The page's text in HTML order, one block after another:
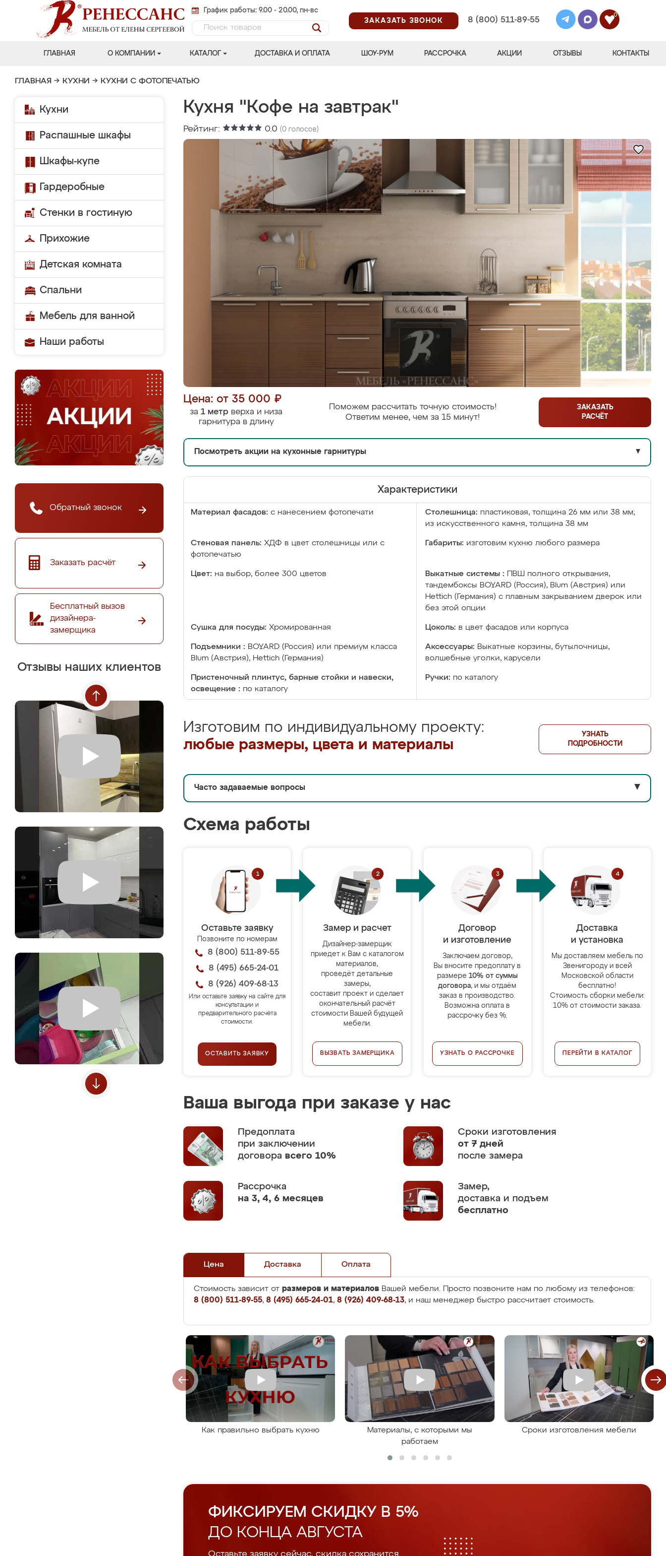
График работы: 9.00 - 20.00, пн-вс
ЗАКАЗАТЬ ЗВОНОК
8 (800) 511-89-55
0
ГЛАВНАЯ О КОМПАНИИ КАТАЛОГ ДОСТАВКА И ОПЛАТА ШОУ-РУМ РАССРОЧКА АКЦИИ ОТЗЫВЫ КОНТАКТЫ
ГЛАВНАЯ → КУХНИ → КУХНИ С ФОТОПЕЧАТЬЮ
Кухни
Распашные шкафы
Шкафы-купе
Гардеробные
Стенки в гостиную
Прихожие
Детская комната
Спальни
Мебель для ванной
Наши работы
Обратный звонок
Заказать расчёт
Бесплатный вызов
дизайнера-
замерщика
Отзывы наших клиентов
Кухня "Кофе на завтрак"
Рейтинг: 0.0 (0 голосов)
Цена: от 35 000 ₽
за 1 метр верха и низа
гарнитура в длину
Поможем рассчитать точную стоимость!
Ответим менее, чем за 15 минут!
ЗАКАЗАТЬ
РАСЧЁТ
Посмотреть акции на кухонные гарнитуры ▼
Характеристики
Материал фасадов: с нанесением фотопечати Столешница: пластиковая, толщина 26 мм или 38 мм;
из искусственного камня, толщина 38 мм
Стеновая панель: ХДФ в цвет столешницы или с
фотопечатью
Габариты: изготовим кухню любого размера
Цвет: на выбор, более 300 цветов Выкатные системы :
ПВШ полного открывания,
тандембоксы BOYARD (Россия), Blum (Австрия) или
Hettich (Германия) с плавным закрыванием дверок или
без этой опции
Сушка для посуды: Хромированная Цоколь: в цвет фасадов или корпуса
Подъемники : BOYARD (Россия) или премиум класса
Blum (Австрия), Hettich (Германия)
Аксессуары: Выкатные корзины, бутылочницы,
волшебные уголки, карусели
Пристеночный плинтус, барные стойки и навески,
освещение : по каталогу
Ручки: по каталогу
Изготовим по индивидуальному проекту:
любые размеры, цвета и материалы
УЗНАТЬ
ПОДРОБНОСТИ
Часто задаваемые вопросы ▼
Схема работы
Оставьте заявку
Позвоните по номерам
8 (800) 511-89-55
8 (495) 665-24-01
8 (926) 409-68-13
Или оставьте заявку на сайте для
консультации и
предварительного расчёта
стоимости.
ОСТАВИТЬ ЗАЯВКУ
Замер и расчет
Дизайнер-замерщик
приедет к Вам с каталогом
материалов,
проведёт детальные
замеры,
составит проект и сделает
окончательный расчёт
стоимости Вашей будущей
мебели.
ВЫЗВАТЬ ЗАМЕРЩИКА
Договор
и изготовление
Заключаем договор,
Вы вносите предоплату в
размере 10% от суммы
договора, и мы отдаём
заказ в производство.
Возможна оплата в
рассрочку без %.
УЗНАТЬ О РАССРОЧКЕ
Доставка
и установка
Мы доставляем мебель по
Звенигороду и всей
Московской области
бесплатно!
Стоимость сборки мебели:
10% от стоимости заказа.
ПЕРЕЙТИ В КАТАЛОГ
Ваша выгода при заказе у нас
Предоплата
при заключении
договора всего 10%
Сроки изготовления
от 7 дней
после замера
Рассрочка
на 3, 4, 6 месяцев
Замер,
доставка и подъем
бесплатно
Цена Доставка Оплата
Стоимость зависит от размеров и материалов Вашей мебели. Просто позвоните нам по любому из телефонов:
8 (800) 511-89-55, 8 (495) 665-24-01, 8 (926) 409-68-13, и наш менеджер быстро рассчитает стоимость.
Как правильно выбрать кухню
Материалы, с которыми мы
работаем
Сроки изготовления мебели
ФИКСИРУЕМ СКИДКУ В 5%
ДО КОНЦА АВГУСТА
Оставьте заявку сейчас, скидка сохранится.